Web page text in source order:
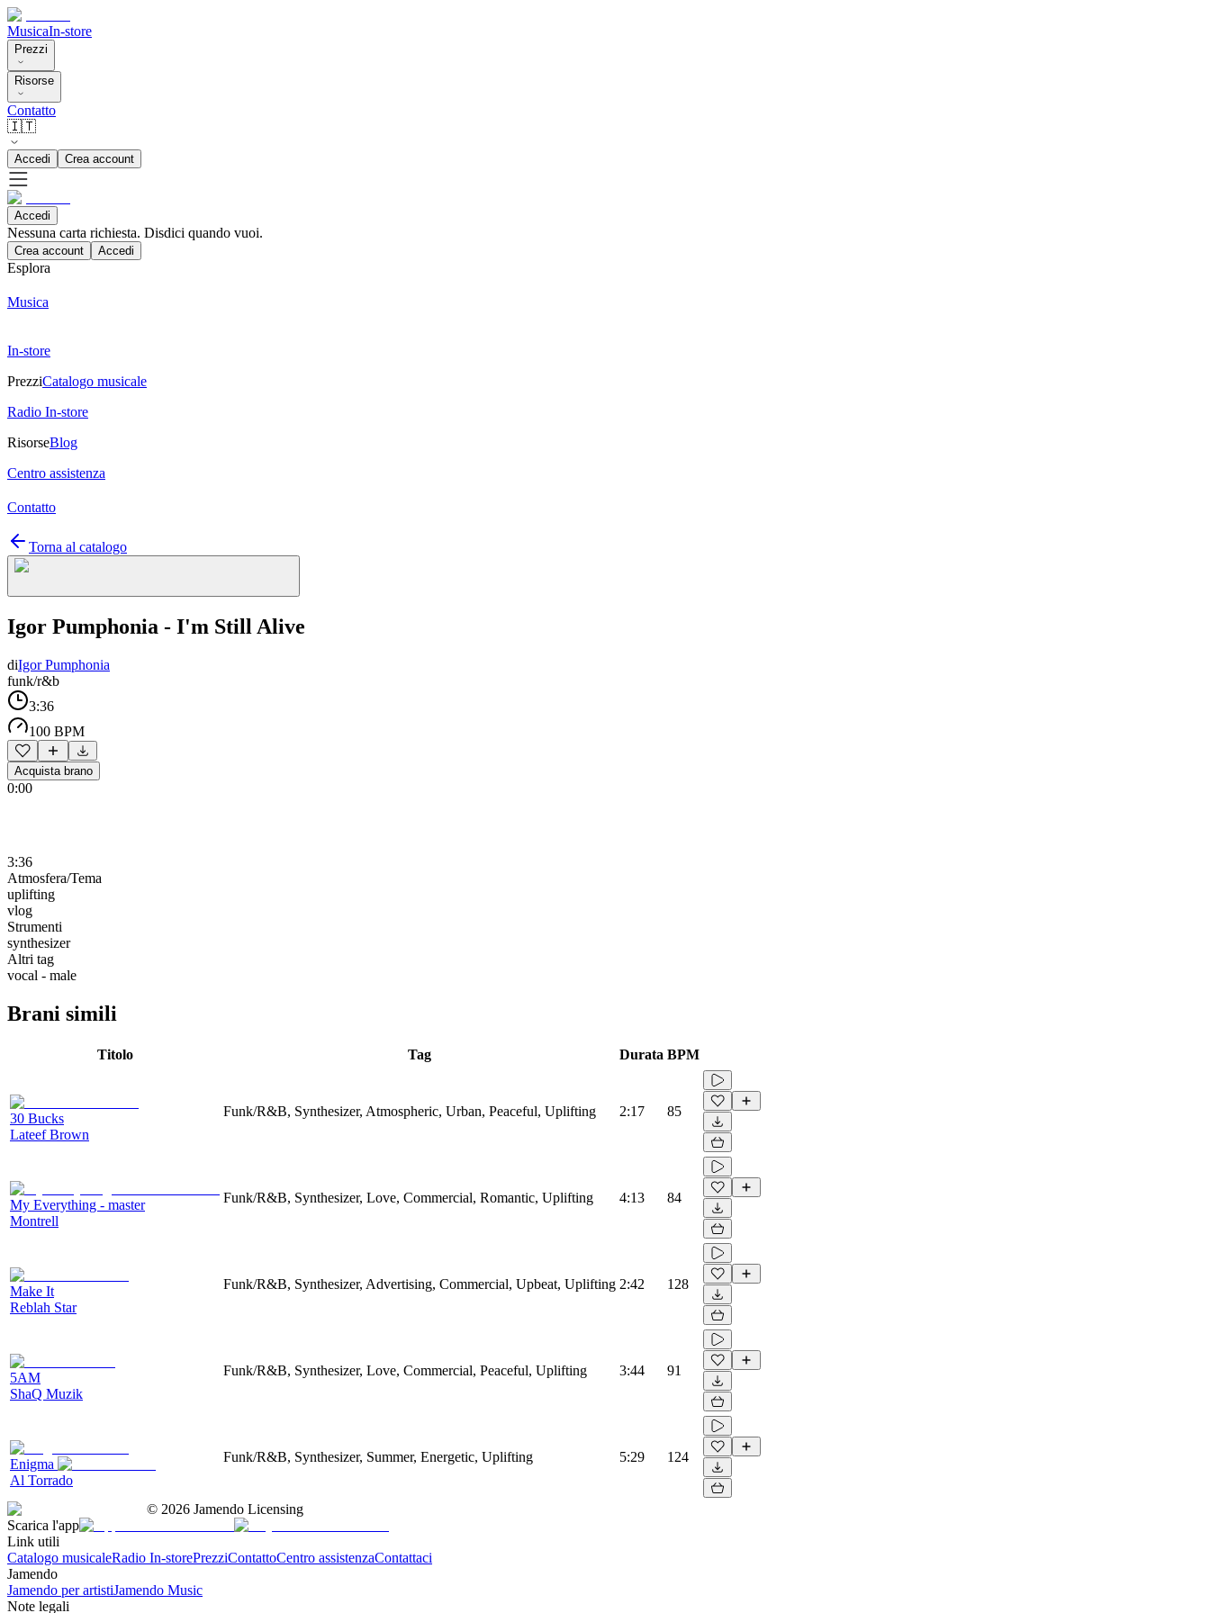
MusicaIn-store
Prezzi
Risorse
Contatto
🇮🇹
Accedi Crea account
Accedi
Nessuna carta richiesta. Disdici quando vuoi.
Crea account Accedi
Esplora
Musica
In-store
PrezziCatalogo musicale
Radio In-store
RisorseBlog
Centro assistenza
Contatto
Torna al catalogo
Igor Pumphonia - I'm Still Alive
diIgor Pumphonia
funk/r&b
3:36
100 BPM
Acquista brano
0:00
3:36
Atmosfera/Tema
uplifting
vlog
Strumenti
synthesizer
Altri tag
vocal - male
Brani simili
Titolo Tag Durata BPM
30 Bucks
Lateef Brown
Funk/R&B, Synthesizer, Atmospheric, Urban, Peaceful, Uplifting 2:17 85
My Everything - master
Montrell
Funk/R&B, Synthesizer, Love, Commercial, Romantic, Uplifting 4:13 84
Make It
Reblah Star
Funk/R&B, Synthesizer, Advertising, Commercial, Upbeat, Uplifting 2:42 128
5AM
ShaQ Muzik
Funk/R&B, Synthesizer, Love, Commercial, Peaceful, Uplifting 3:44 91
Enigma
Al Torrado
Funk/R&B, Synthesizer, Summer, Energetic, Uplifting 5:29 124
© 2026 Jamendo Licensing
Scarica l'app
Link utili
Catalogo musicaleRadio In-storePrezziContattoCentro assistenzaContattaci
Jamendo
Jamendo per artistiJamendo Music
Note legali